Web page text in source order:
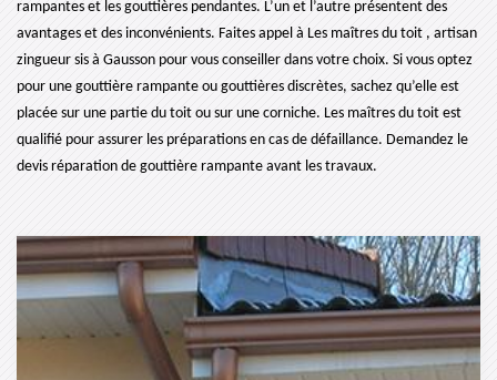
rampantes et les gouttières pendantes. L’un et l’autre présentent des
avantages et des inconvénients. Faites appel à Les maîtres du toit , artisan
zingueur sis à Gausson pour vous conseiller dans votre choix. Si vous optez
pour une gouttière rampante ou gouttières discrètes, sachez qu’elle est
placée sur une partie du toit ou sur une corniche. Les maîtres du toit est
qualifié pour assurer les préparations en cas de défaillance. Demandez le
devis réparation de gouttière rampante avant les travaux.